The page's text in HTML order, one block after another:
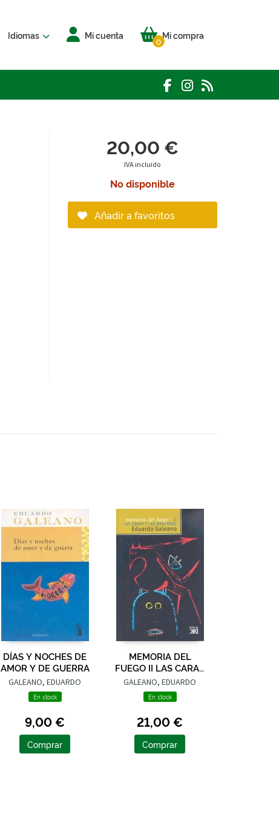
Idiomas Mi cuenta Mi compra
0
20,00 €
IVA incluido
No disponible
Añadir a favoritos
DÍAS Y NOCHES DE
AMOR Y DE GUERRA
GALEANO, EDUARDO
En stock
9,00 €
Comprar
MEMORIA DEL
FUEGO II LAS CARAS
Y LAS MÁSCARAS
GALEANO, EDUARDO
En stock
21,00 €
Comprar